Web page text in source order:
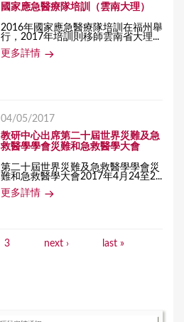
國家應急醫療隊培訓（雲南大理）
2016年國家應急醫療隊培訓在福州舉
行，2017年培訓則移師雲南省大理...
更多詳情
04/05/2017
教研中心出席第二十屆世界災難及急
救醫學學會災難和急救醫學大會
第二十屆世界災難及急救醫學學會災
難和急救醫學大會2017年4月24至2...
更多詳情
3 next › last »